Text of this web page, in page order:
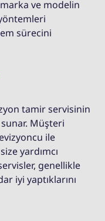
ve modelin
sürecini
tamir servisinin
Müşteri
ile
yardımcı
genellikle
iyi yaptıklarını